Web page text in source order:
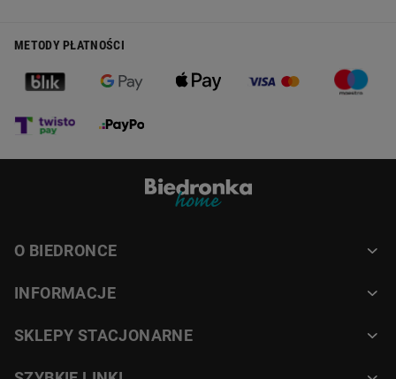
METODY PŁATNOŚCI
O BIEDRONCE
INFORMACJE
SKLEPY STACJONARNE